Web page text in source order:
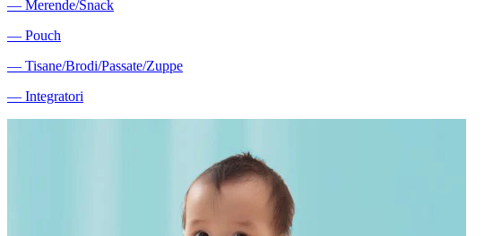
― Merende/Snack
― Pouch
― Tisane/Brodi/Passate/Zuppe
― Integratori